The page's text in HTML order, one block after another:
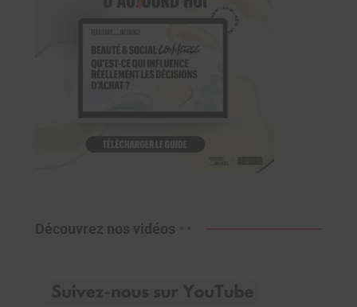
Découvrez nos vidéos